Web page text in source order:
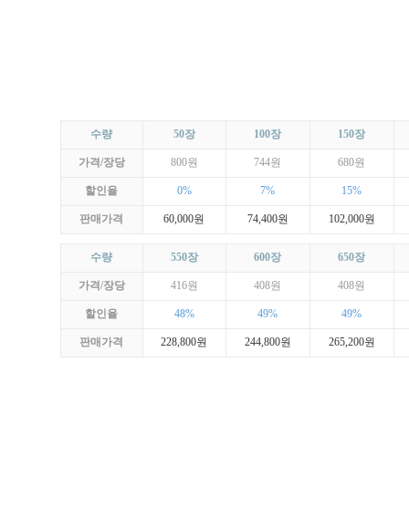
수량 50장 100장 150장
가격/장당 800원 744원 680원
할인율 0% 7% 15%
판매가격 60,000원 74,400원 102,000원
수량 550장 600장 650장
가격/장당 416원 408원 408원
할인율 48% 49% 49%
판매가격 228,800원 244,800원 265,200원